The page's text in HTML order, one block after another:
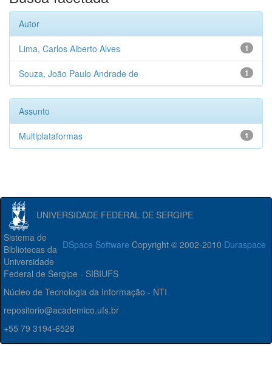
Autor
1
Lima, Carlos Alberto Alves
1
Souza, João Paulo Andrade de
Assunto
1
Multiplataformas
UNIVERSIDADE FEDERAL DE SERGIPE
DSpace Software Copyright © 2002-2010 Duraspace
Sistema de
Bibliotecas da
Universidade
Federal de Sergipe - SIBIUFS
Núcleo de Tecnologia da Informação - NTI
repositorio@academico.ufs.br
+55 79 3194-6528